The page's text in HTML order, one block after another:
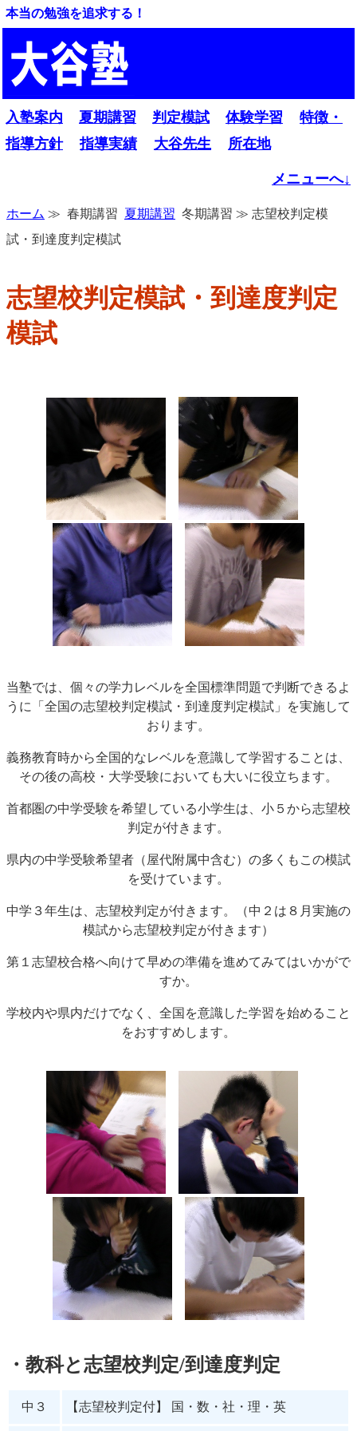
本当の勉強を追求する！
入塾案内 夏期講習 判定模試 体験学習
特徴・
指導方針
指導実績 大谷先生 所在地
メニューへ↓
ホーム ≫ 春期講習 夏期講習 冬期講習 ≫ 志望校判定模
試・到達度判定模試
志望校判定模試・到達度判定
模試
当塾では、個々の学力レベルを全国標準問題で判断できるよ
うに「全国の志望校判定模試・到達度判定模試」を実施して
おります。
義務教育時から全国的なレベルを意識して学習することは、
その後の高校・大学受験においても大いに役立ちます。
首都圏の中学受験を希望している小学生は、小５から志望校
判定が付きます。
県内の中学受験希望者（屋代附属中含む）の多くもこの模試
を受けています。
中学３年生は、志望校判定が付きます。（中２は８月実施の
模試から志望校判定が付きます）
第１志望校合格へ向けて早めの準備を進めてみてはいかがで
すか。
学校内や県内だけでなく、全国を意識した学習を始めること
をおすすめします。
・教科と志望校判定/到達度判定
中３ 【志望校判定付】 国・数・社・理・英